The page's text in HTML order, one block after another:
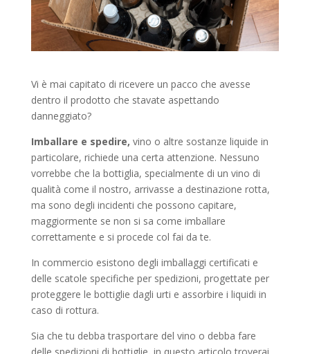
Vi è mai capitato di ricevere un pacco che avesse
dentro il prodotto che stavate aspettando
danneggiato?
Imballare e spedire, vino o altre sostanze liquide in
particolare, richiede una certa attenzione. Nessuno
vorrebbe che la bottiglia, specialmente di un vino di
qualità come il nostro, arrivasse a destinazione rotta,
ma sono degli incidenti che possono capitare,
maggiormente se non si sa come imballare
correttamente e si procede col fai da te.
In commercio esistono degli imballaggi certificati e
delle scatole specifiche per spedizioni, progettate per
proteggere le bottiglie dagli urti e assorbire i liquidi in
caso di rottura.
Sia che tu debba trasportare del vino o debba fare